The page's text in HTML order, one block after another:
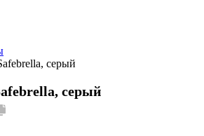
серый
серый